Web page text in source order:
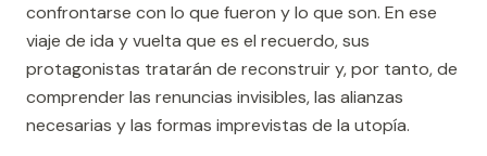
confrontarse con lo que fueron y lo que son. En ese
viaje de ida y vuelta que es el recuerdo, sus
protagonistas tratarán de reconstruir y, por tanto, de
comprender las renuncias invisibles, las alianzas
necesarias y las formas imprevistas de la utopía.